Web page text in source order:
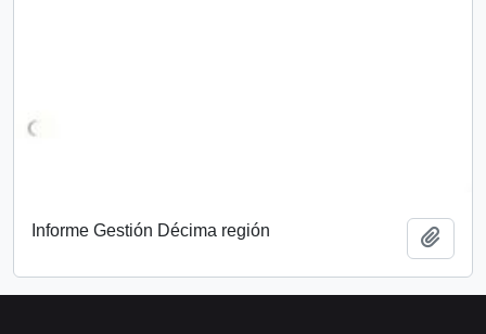
Informe Gestión Décima región